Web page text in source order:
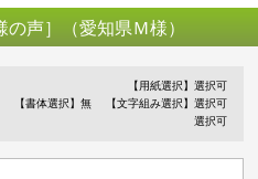
声］（愛知県Ｍ様）
【用紙選択】選択可
【書体選択】無
【文字組み選択】選択可
選択可